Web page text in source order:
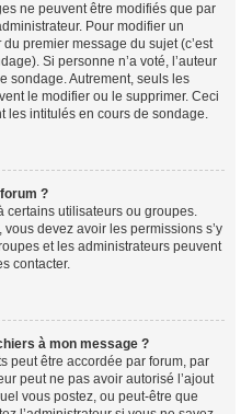
ne peuvent être modifiés que par
Pour modifier un
du premier message du sujet (c’est
Si personne n’a voté, l’auteur
sondage. Autrement, seuls les
le modifier ou le supprimer. Ceci
les intitulés en cours de sondage.
?
certains utilisateurs ou groupes.
devez avoir les permissions s’y
et les administrateurs peuvent
contacter.
à mon message ?
peut être accordée par forum, par
peut ne pas avoir autorisé l’ajout
vous postez, ou peut-être que